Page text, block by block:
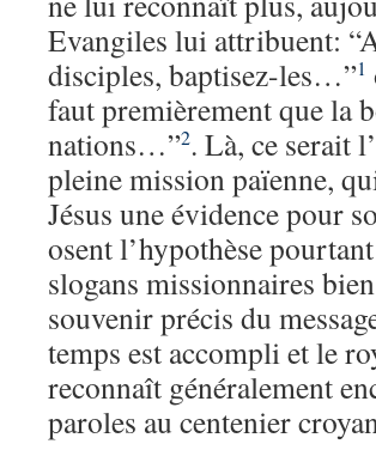
Evangiles lui attribuent:
disciples, baptisez-les…”1
faut premièrement que la
nations…”2. Là, ce serait
pleine mission païenne,
Jésus une évidence pour
osent l’hypothèse
slogans missionnaires
souvenir précis du
temps est accompli et le
reconnaît généralement
paroles au centenier